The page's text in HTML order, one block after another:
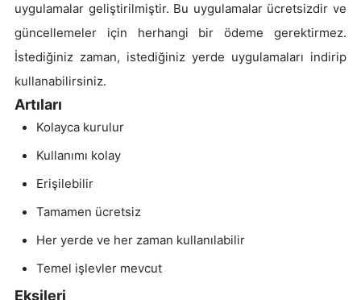
uygulamalar geliştirilmiştir. Bu uygulamalar ücretsizdir ve
güncellemeler için herhangi bir ödeme gerektirmez.
İstediğiniz zaman, istediğiniz yerde uygulamaları indirip
kullanabilirsiniz.
Artıları
Kolayca kurulur
Kullanımı kolay
Erişilebilir
Tamamen ücretsiz
Her yerde ve her zaman kullanılabilir
Temel işlevler mevcut
Eksileri